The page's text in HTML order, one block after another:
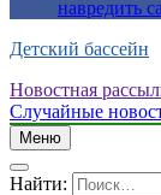
навредить
Детский бассейн
Новостная
Случайные
Меню
Найти: